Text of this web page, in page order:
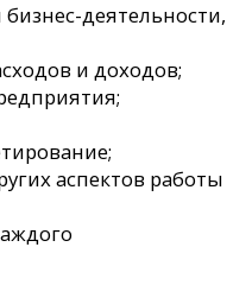
деятельности,
и доходов;
аспектов работы